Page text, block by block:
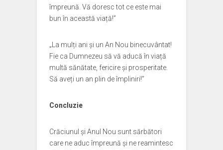
împreună. Vă doresc tot ce este mai
bun în această viață!”
„La mulți ani și un An Nou binecuvântat!
Fie ca Dumnezeu să vă aducă în viață
multă sănătate, fericire și prosperitate.
Să aveți un an plin de împliniri!”
Concluzie
Crăciunul și Anul Nou sunt sărbători
care ne aduc împreună și ne reamintesc